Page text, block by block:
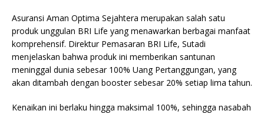
Asuransi Aman Optima Sejahtera merupakan salah satu
produk unggulan BRI Life yang menawarkan berbagai manfaat
komprehensif. Direktur Pemasaran BRI Life, Sutadi
menjelaskan bahwa produk ini memberikan santunan
meninggal dunia sebesar 100% Uang Pertanggungan, yang
akan ditambah dengan booster sebesar 20% setiap lima tahun.
Kenaikan ini berlaku hingga maksimal 100%, sehingga nasabah